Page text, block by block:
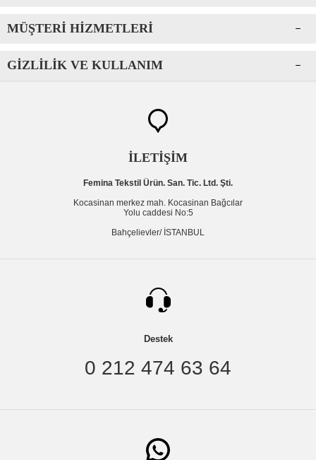
MÜŞTERI HIZMETLERI
GIZLILIK VE KULLANIM
İLETİŞİM
Femina Tekstil Ürün. San. Tic. Ltd. Şti.
Kocasinan merkez mah. Kocasinan Bağcılar
Yolu caddesi No:5
Bahçelievler/ İSTANBUL
Destek
0 212 474 63 64